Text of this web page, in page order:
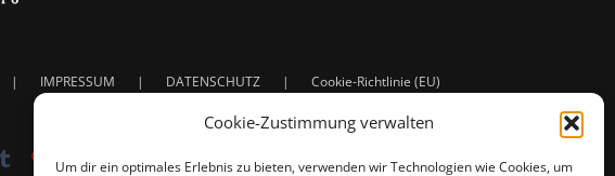
Cookie-Zustimmung verwalten
Um dir ein optimales Erlebnis zu bieten, verwenden wir Technologien wie Cookies, um
IMPRESSUM DATENSCHUTZ Cookie-Richtlinie (EU)